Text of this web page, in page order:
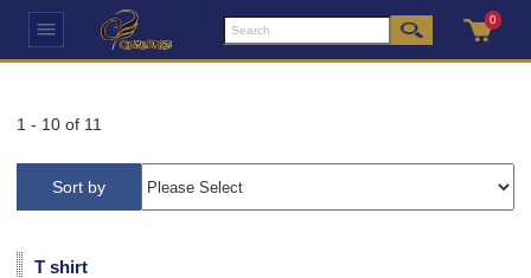
0
1 - 10 of 11
Sort by
T shirt